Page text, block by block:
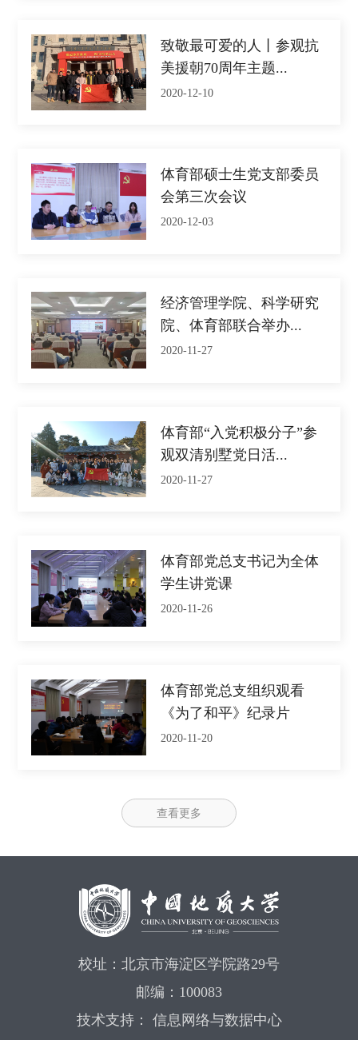
致敬最可爱的人丨参观抗
美援朝70周年主题...
2020-12-10
体育部硕士生党支部委员
会第三次会议
2020-12-03
经济管理学院、科学研究
院、体育部联合举办...
2020-11-27
体育部“入党积极分子”参
观双清别墅党日活...
2020-11-27
体育部党总支书记为全体
学生讲党课
2020-11-26
体育部党总支组织观看
《为了和平》纪录片
2020-11-20
查看更多
校址：北京市海淀区学院路29号
邮编：100083
技术支持： 信息网络与数据中心